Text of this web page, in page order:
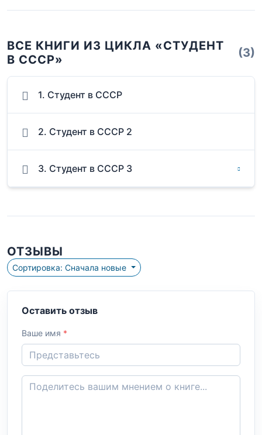
ВСЕ КНИГИ ИЗ ЦИКЛА «СТУДЕНТ
В СССР»
(3)
1. Студент в СССР
2. Студент в СССР 2
3. Студент в СССР 3
ОТЗЫВЫ
Сортировка: Сначала новые
Оставить отзыв
Ваше имя *